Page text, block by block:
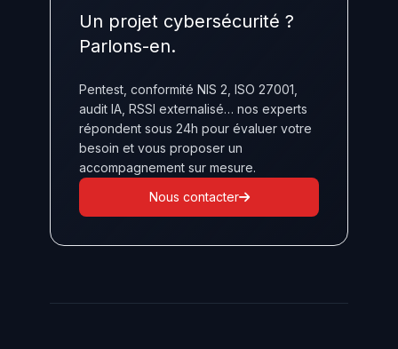
Un projet cybersécurité ?
Parlons-en.
Pentest, conformité NIS 2, ISO 27001,
audit IA, RSSI externalisé… nos experts
répondent sous 24h pour évaluer votre
besoin et vous proposer un
accompagnement sur mesure.
Nous contacter